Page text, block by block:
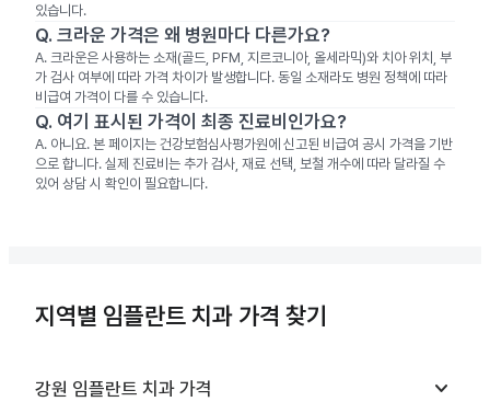
있습니다.
Q. 크라운 가격은 왜 병원마다 다른가요?
A. 크라운은 사용하는 소재(골드, PFM, 지르코니아, 올세라믹)와 치아 위치, 부
가 검사 여부에 따라 가격 차이가 발생합니다. 동일 소재라도 병원 정책에 따라
비급여 가격이 다를 수 있습니다.
Q. 여기 표시된 가격이 최종 진료비인가요?
A. 아니요. 본 페이지는 건강보험심사평가원에 신고된 비급여 공시 가격을 기반
으로 합니다. 실제 진료비는 추가 검사, 재료 선택, 보철 개수에 따라 달라질 수
있어 상담 시 확인이 필요합니다.
지역별 임플란트 치과 가격 찾기
강원 임플란트 치과 가격 keyboard_arrow_down